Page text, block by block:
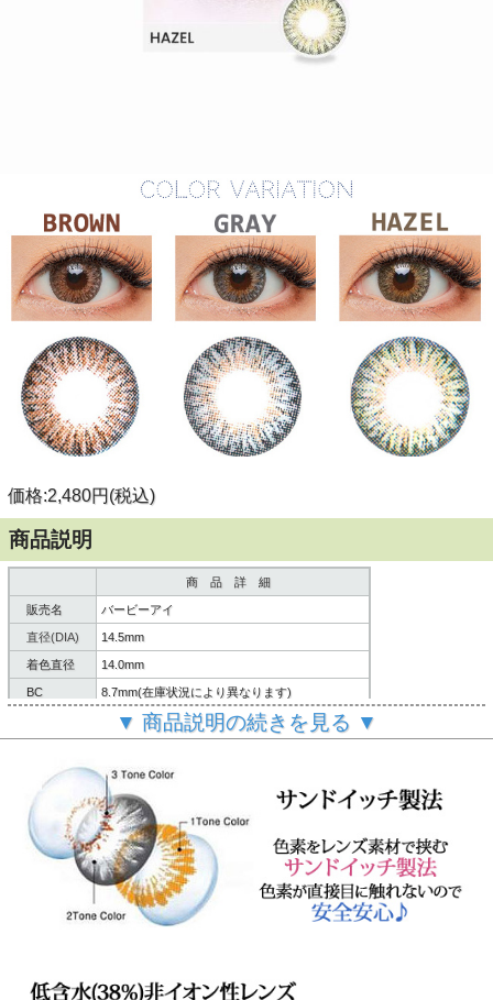
価格:2,480円(税込)
商品説明
商 品 詳 細
販売名 バービーアイ
直径(DIA) 14.5mm
着色直径 14.0mm
BC 8.7mm(在庫状況により異なります)
38%
製造方法 サンドイッチ製法
使用期限
６ヶ月～１年間
(使用頻度・使用方法により異なります。)
製造国
韓国
ご案内 個人輸入扱いとなります。 (必読)
御注意下さい
■使用に際しては、使用説明書をよくお読みください。
■連続してご使用の際は４時間おきに一度コンタクレンズを
▼ 商品説明の続きを見る ▼